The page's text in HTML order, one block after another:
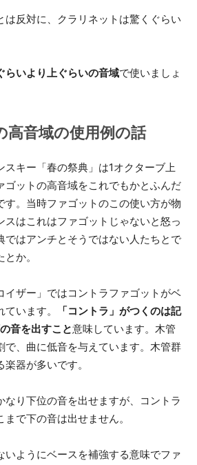
は反対に、クラリネットは驚くぐらい
らいより上ぐらいの音域で使いましょ
高音域の使用例の話
スキー「春の祭典」は1オクターブ上
ゴットの高音域をこれでもかとふんだ
す。当時ファゴットのこの使い方が物
スはこれはファゴットじゃないと怒っ
ではアンチとそうではない人たちとで
か。
イザー」ではコントラファゴットがベ
います。
「コントラ」がつくのは記
音を出すこと意味しています。木管
で、曲に低音を与えています。木管群
器が多いです。
なり下位の音を出せますが、コントラ
で下の音は出せません。
いようにベースを補強する意味でファ